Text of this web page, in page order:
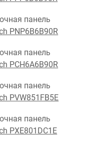
панель
PNP6B6B90R
панель
PCH6A6B90R
панель
PVW851FB5E
панель
PXE801DC1E